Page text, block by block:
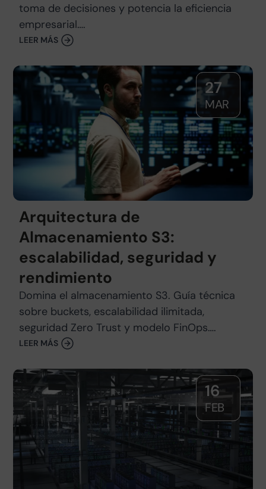
toma de decisiones y potencia la eficiencia
empresarial….
LEER MÁS
27
MAR
Arquitectura de
Almacenamiento S3:
escalabilidad, seguridad y
rendimiento
Domina el almacenamiento S3. Guía técnica
sobre buckets, escalabilidad ilimitada,
seguridad Zero Trust y modelo FinOps….
LEER MÁS
16
FEB